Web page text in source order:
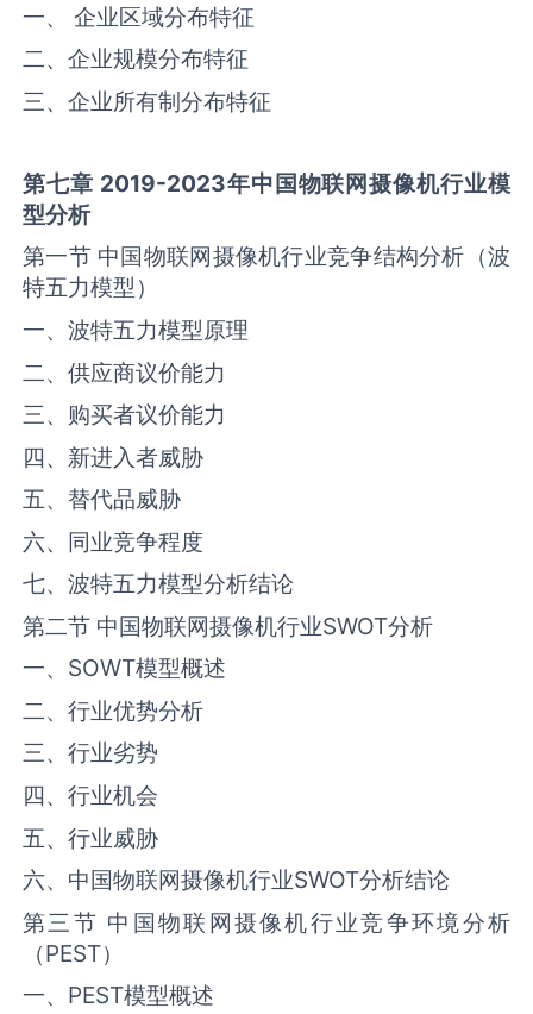
一、 企业区域分布特征
二、企业规模分布特征
三、企业所有制分布特征
第七章 2019-2023年中国物联网摄像机行业模
型分析
第一节 中国物联网摄像机行业竞争结构分析（波
特五力模型）
一、波特五力模型原理
二、供应商议价能力
三、购买者议价能力
四、新进入者威胁
五、替代品威胁
六、同业竞争程度
七、波特五力模型分析结论
第二节 中国物联网摄像机行业SWOT分析
一、SOWT模型概述
二、行业优势分析
三、行业劣势
四、行业机会
五、行业威胁
六、中国物联网摄像机行业SWOT分析结论
第三节 中国物联网摄像机行业竞争环境分析
（PEST）
一、PEST模型概述